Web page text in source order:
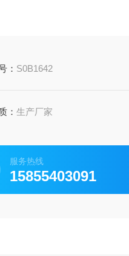
： S0B1642
：生产厂家
服务热线
15855403091